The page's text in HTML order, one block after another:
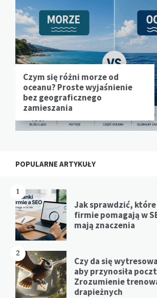
Czym się różni morze od
oceanu? Proste wyjaśnienie
bez geograficznego
zamieszania
POPULARNE ARTYKUŁY
1
Jak sprawdzić,
firmie pomagają w
mają znaczenia
2
Czy da się
aby przynosiła
Zrozumienie
drapieżnych